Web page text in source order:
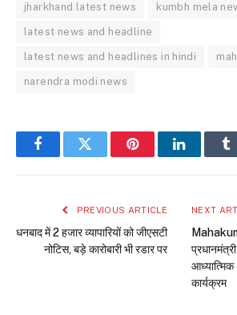
jharkhand latest news kumbh mela
latest news and headline
latest news and headlines in hindi
narendra modi news
FacebookTwitter PinterestLinkedIn
PREVIOUS ARTICLE
धनबाद में 2 हजार व्यापारियों को जीएसटी
नोटिस, बड़े कारोबारी भी रडार पर
NEXT
आध्यात्मिक
कार्यक्रम